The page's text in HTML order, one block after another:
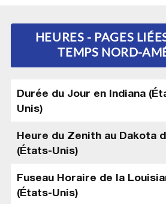
HEURES - PAGES
TEMPS NORD-
Durée du Jour en Indiana
Unis)
Heure du Zenith au Dakota
(États-Unis)
Fuseau Horaire de la
(États-Unis)